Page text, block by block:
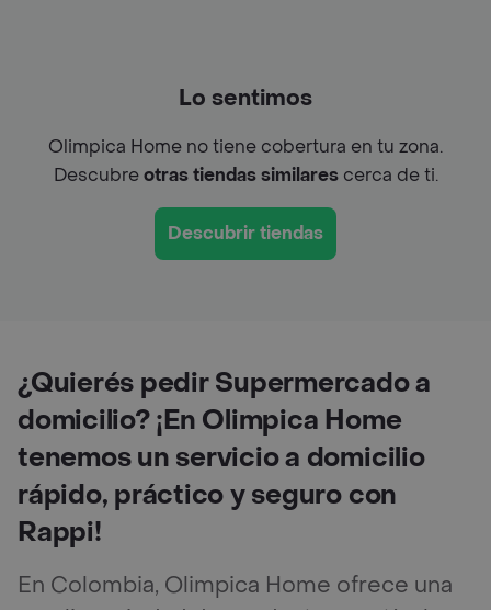
Lo sentimos
Olimpica Home no tiene cobertura en tu zona.
Descubreotras tiendas similarescerca de ti.
Descubrir tiendas
¿Quierés pedir Supermercado a
domicilio? ¡En Olimpica Home
tenemos un servicio a domicilio
rápido, práctico y seguro con
Rappi!
En Colombia, Olimpica Home ofrece una